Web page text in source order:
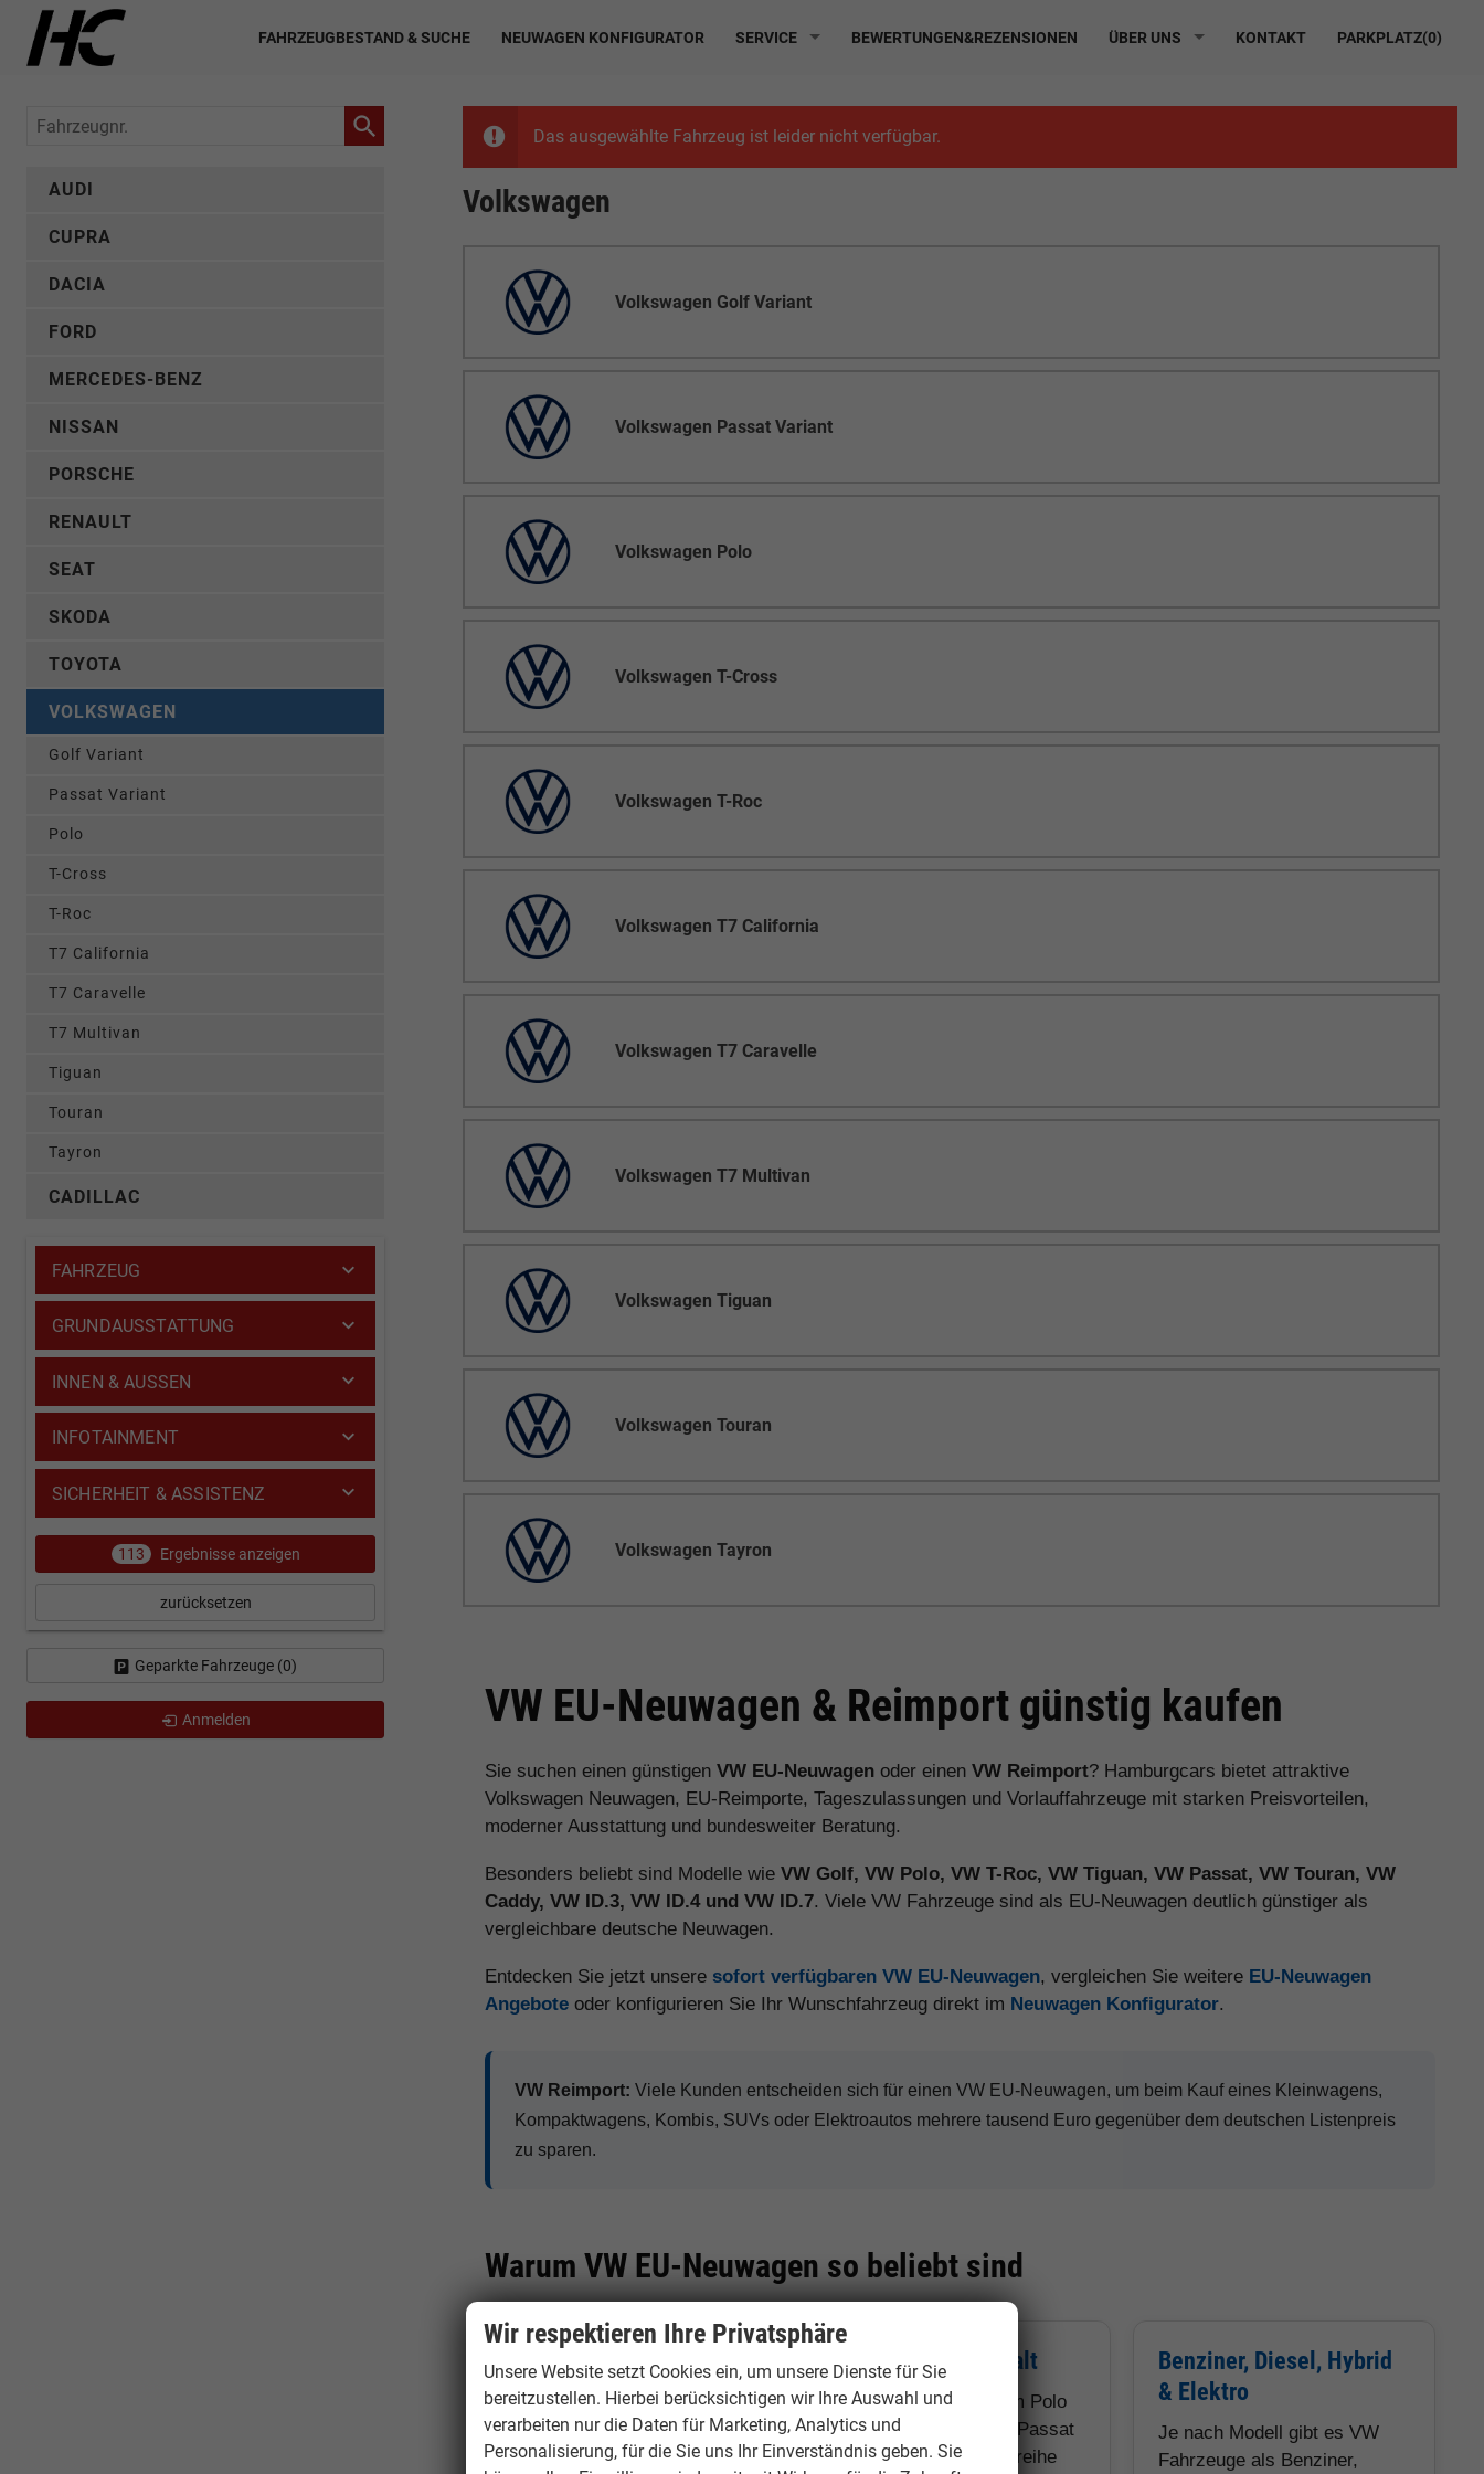
FAHRZEUGBESTAND & SUCHE NEUWAGEN KONFIGURATOR SERVICE BEWERTUNGEN&REZENSIONEN ÜBER UNS KONTAKT PARKPLATZ(0)
Das ausgewählte Fahrzeug ist leider nicht verfügbar.
Volkswagen
Volkswagen Golf Variant
Volkswagen Passat Variant
Volkswagen Polo
Volkswagen T-Cross
Volkswagen T-Roc
Volkswagen T7 California
Volkswagen T7 Caravelle
Volkswagen T7 Multivan
Volkswagen Tiguan
Volkswagen Touran
Volkswagen Tayron
VW EU-Neuwagen & Reimport günstig kaufen
Sie suchen einen günstigenVW EU-Neuwagen oder einenVW Reimport? Hamburgcars bietet attraktive
Volkswagen Neuwagen, EU-Reimporte, Tageszulassungen und Vorlauffahrzeuge mit starken Preisvorteilen,
moderner Ausstattung und bundesweiter Beratung.
Besonders beliebt sind Modelle wieVW Golf, VW Polo, VW T-Roc, VW Tiguan, VW Passat, VW Touran, VW
Caddy, VW ID.3, VW ID.4 und VW ID.7. Viele VW Fahrzeuge sind als EU-Neuwagen deutlich günstiger als
vergleichbare deutsche Neuwagen.
Entdecken Sie jetzt unsere sofort verfügbaren VW EU-Neuwagen, vergleichen Sie weitere EU-Neuwagen
Angebote oder konfigurieren Sie Ihr Wunschfahrzeug direkt im Neuwagen Konfigurator.
VW Reimport: Viele Kunden entscheiden sich für einen VW EU-Neuwagen, um beim Kauf eines Kleinwagens,
Kompaktwagens, Kombis, SUVs oder Elektroautos mehrere tausend Euro gegenüber dem deutschen Listenpreis
zu sparen.
Warum VW EU-Neuwagen so beliebt sind
Hohe Preisvorteile
Je nach Modell, Ausstattung
und Verfügbarkeit sind bei VW
Reimporten deutliche Rabatte
Große Modellvielfalt
Volkswagen bietet vom Polo
über Golf, Tiguan und Passat
bis zur ID.-Elektrobaureihe
Benziner, Diesel, Hybrid
& Elektro
Je nach Modell gibt es VW
Fahrzeuge als Benziner,
Fahrzeugnr.
AUDI
CUPRA
DACIA
FORD
MERCEDES-BENZ
NISSAN
PORSCHE
RENAULT
SEAT
SKODA
TOYOTA
VOLKSWAGEN
Golf Variant
Passat Variant
Polo
T-Cross
T-Roc
T7 California
T7 Caravelle
T7 Multivan
Tiguan
Touran
Tayron
CADILLAC
FAHRZEUG
GRUNDAUSSTATTUNG
INNEN & AUSSEN
INFOTAINMENT
SICHERHEIT & ASSISTENZ
113 Ergebnisse anzeigen
zurücksetzen
Geparkte Fahrzeuge (0)
Anmelden
Wir respektieren Ihre Privatsphäre
Unsere Website setzt Cookies ein, um unsere Dienste für Sie
bereitzustellen. Hierbei berücksichtigen wir Ihre Auswahl und
verarbeiten nur die Daten für Marketing, Analytics und
Personalisierung, für die Sie uns Ihr Einverständnis geben. Sie